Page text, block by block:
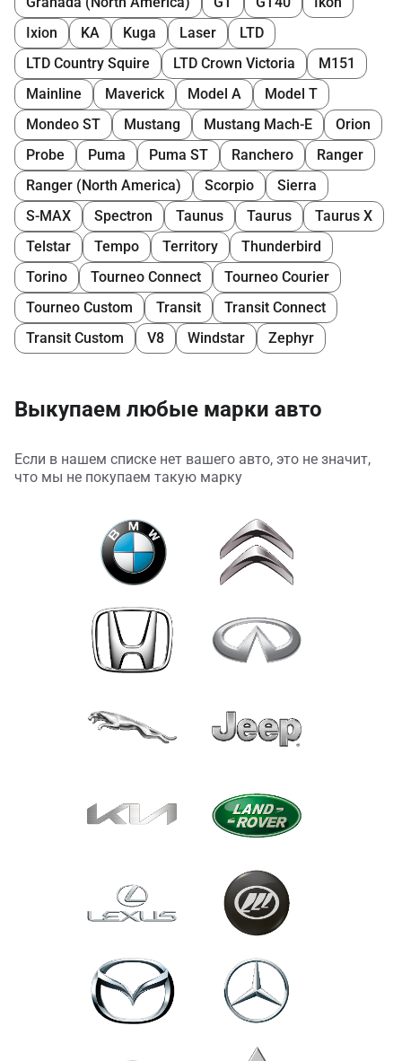
Ixion
KA Kuga Laser
LTD
LTD Country Squire
LTD Crown Victoria
M151
Mainline
Maverick Model A
Model T
Mondeo ST
Mustang Mustang Mach-E
Orion
Probe
Puma Puma ST Ranchero
Ranger
Ranger (North America)
Scorpio
Sierra
S-MAX
Spectron Taunus Taurus
Taurus X
Telstar
Tempo Territory
Thunderbird
Torino
Tourneo Connect
Tourneo Courier
Tourneo Custom
Transit
Transit Connect
Transit Custom
V8 Windstar Zephyr
Выкупаем любые марки авто
Если в нашем списке нет вашего авто, это не значит,
что мы не покупаем такую марку